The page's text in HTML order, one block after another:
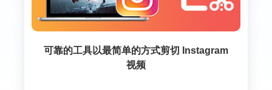
可靠的工具以最简单的方式剪切 Instagram
视频